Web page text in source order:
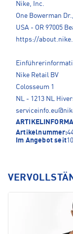
Nike, Inc.
One Bowerman
USA - OR 97005
https://
Nike Retail BV
Colosseum 1
NL - 1213 NL
Artikelnummer:
Im Angebot seit